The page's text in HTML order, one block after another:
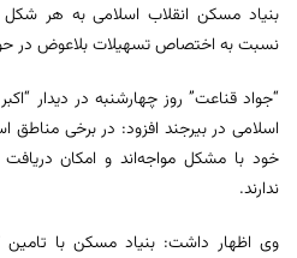
بنیاد مسکن انقلاب اسلامی به هر شکل
نسبت به اختصاص تسهیلات بلاعوض در
“جواد قناعت” روز چهارشنبه در دیدار
اسلامی در بیرجند افزود: در برخی مناطق
خود با مشکل مواجه‌اند و امکان
ندارند.
وی اظهار داشت: بنیاد مسکن با